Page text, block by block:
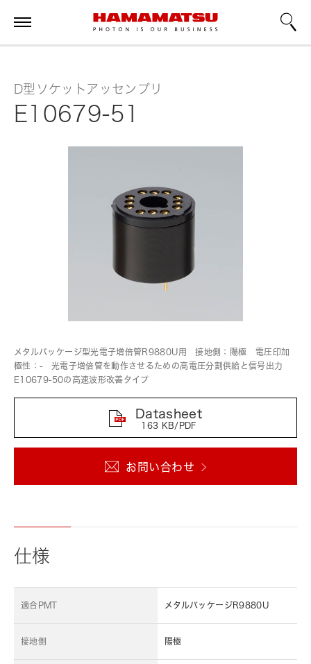
D型ソケットアッセンブリ
E10679-51
お問い合わせ
メタルパッケージ型光電子増倍管R9880U用 接地側：陽極 電圧印加
極性：- 光電子増倍管を動作させるための高電圧分割供給と信号出力
E10679-50の高速波形改善タイプ
Datasheet
163 KB/PDF
仕様
適合PMT メタルパッケージR9880U
接地側 陽極